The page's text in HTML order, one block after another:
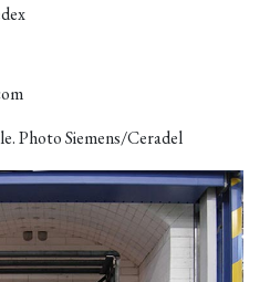
Photo Siemens/Ceradel